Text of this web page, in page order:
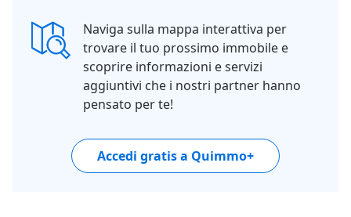
Naviga sulla mappa interattiva per
trovare il tuo prossimo immobile e
scoprire informazioni e servizi
aggiuntivi che i nostri partner hanno
pensato per te!
Accedi gratis a Quimmo+